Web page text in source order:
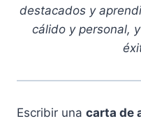
destacados y
cálido y personal,
Escribir una carta de